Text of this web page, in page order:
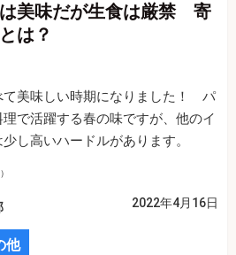
美味だが生食は厳禁 寄
は？
て美味しい時期になりました！ パ
で活躍する春の味ですが、他のイ
し高いハードルがあります。
2022年4月16日
他